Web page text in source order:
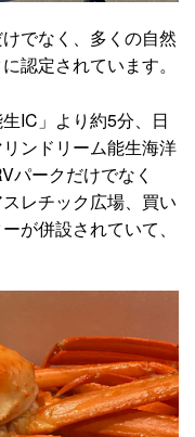
でなく、多くの自然
認定されています。
IC」より約5分、日
ンドリーム能生海洋
パークだけでなく
レチック広場、買い
が併設されていて、